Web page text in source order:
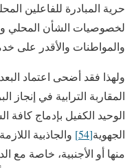
حرية المبادرة للفاعلين
لخصوصيات الشأن المحلي
والمواطنات والأقدر على
ولهذا فقد أضحى اعتماد
المقاربة الترابية في إنجاز
الوحيد الكفيل بإدماج كافة
الجهوية[54]
والجاذبية
منها أو الأجنبية، خاصة مع